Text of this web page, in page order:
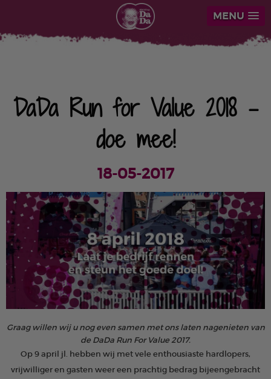
MENU
DaDa Run for Value 2018 -
doe mee!
18-05-2017
Graag willen wij u nog even samen met ons laten nagenieten van
de DaDa Run For Value 2017.
Op 9 april jl. hebben wij met vele enthousiaste hardlopers,
vrijwilliger en gasten weer een prachtig bedrag bijeengebracht